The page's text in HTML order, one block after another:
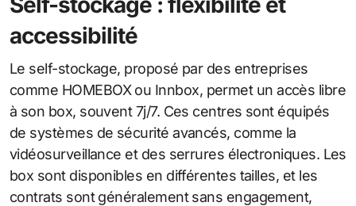
accessibilité
Le self-stockage, proposé par des entreprises
comme HOMEBOX ou Innbox, permet un accès libre
à son box, souvent 7j/7. Ces centres sont équipés
de systèmes de sécurité avancés, comme la
vidéosurveillance et des serrures électroniques. Les
box sont disponibles en différentes tailles, et les
contrats sont généralement sans engagement,